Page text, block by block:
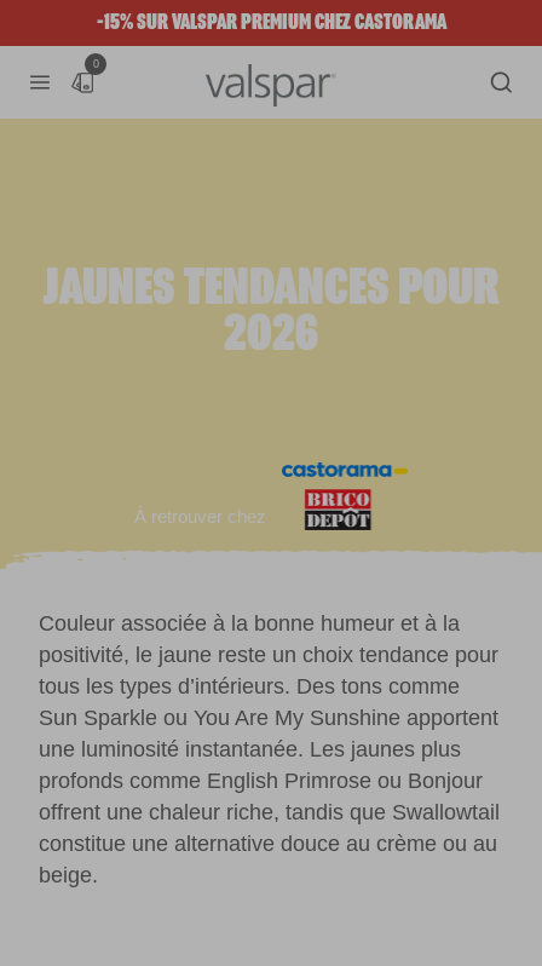
-15% SUR VALSPAR PREMIUM CHEZ CASTORAMA
0
JAUNES TENDANCES POUR
2026
À retrouver chez
Couleur associée à la bonne humeur et à la
positivité, le jaune reste un choix tendance pour
tous les types d’intérieurs. Des tons comme
Sun Sparkle ou You Are My Sunshine apportent
une luminosité instantanée. Les jaunes plus
profonds comme English Primrose ou Bonjour
offrent une chaleur riche, tandis que Swallowtail
constitue une alternative douce au crème ou au
beige.